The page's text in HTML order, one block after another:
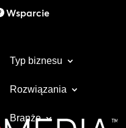
Wsparcie
Typ biznesu
Rozwiązania
Branże